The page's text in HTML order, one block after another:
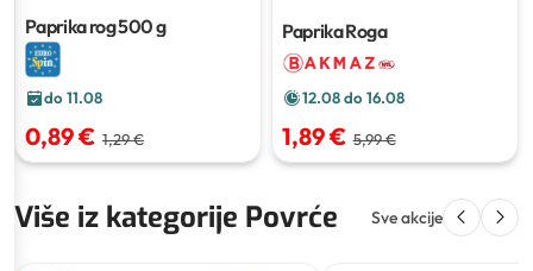
Paprika rog500 g
do 11.08
0,89 € 1,29 €
Paprika Roga
12.08 do 16.08
1,89 € 5,99 €
Više iz kategorije Povrće Sve akcije